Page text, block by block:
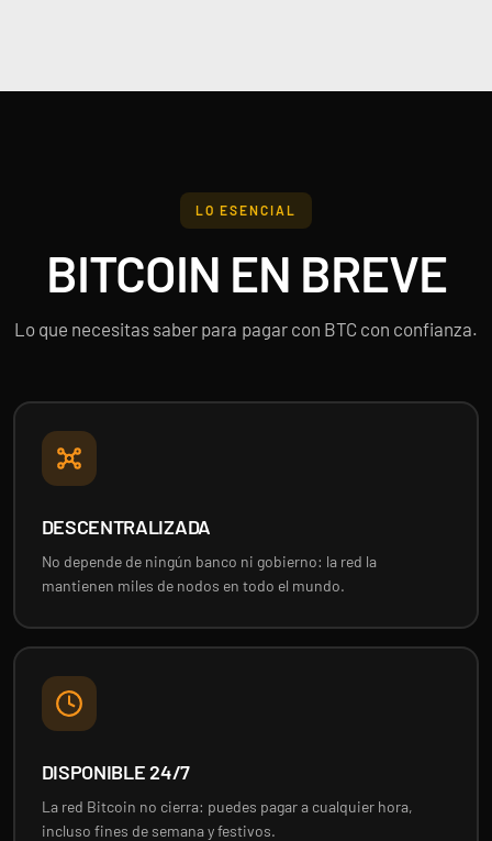
299,90 €
LO ESENCIAL
BITCOIN EN BREVE
Lo que necesitas saber para pagar con BTC con confianza.
DESCENTRALIZADA
No depende de ningún banco ni gobierno: la red la
mantienen miles de nodos en todo el mundo.
DISPONIBLE 24/7
La red Bitcoin no cierra: puedes pagar a cualquier hora,
incluso fines de semana y festivos.